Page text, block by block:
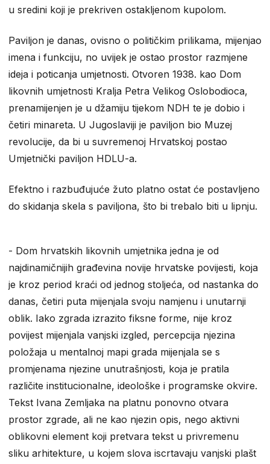
u sredini koji je prekriven ostakljenom kupolom.
Paviljon je danas, ovisno o političkim prilikama, mijenjao
imena i funkciju, no uvijek je ostao prostor razmjene
ideja i poticanja umjetnosti. Otvoren 1938. kao Dom
likovnih umjetnosti Kralja Petra Velikog Oslobodioca,
prenamijenjen je u džamiju tijekom NDH te je dobio i
četiri minareta. U Jugoslaviji je paviljon bio Muzej
revolucije, da bi u suvremenoj Hrvatskoj postao
Umjetnički paviljon HDLU-a.
Efektno i razbuđujuće žuto platno ostat će postavljeno
do skidanja skela s paviljona, što bi trebalo biti u lipnju.
- Dom hrvatskih likovnih umjetnika jedna je od
najdinamičnijih građevina novije hrvatske povijesti, koja
je kroz period kraći od jednog stoljeća, od nastanka do
danas, četiri puta mijenjala svoju namjenu i unutarnji
oblik. Iako zgrada izrazito fiksne forme, nije kroz
povijest mijenjala vanjski izgled, percepcija njezina
položaja u mentalnoj mapi grada mijenjala se s
promjenama njezine unutrašnjosti, koja je pratila
različite institucionalne, ideološke i programske okvire.
Tekst Ivana Zemljaka na platnu ponovno otvara
prostor zgrade, ali ne kao njezin opis, nego aktivni
oblikovni element koji pretvara tekst u privremenu
sliku arhitekture, u kojem slova iscrtavaju vanjski plašt